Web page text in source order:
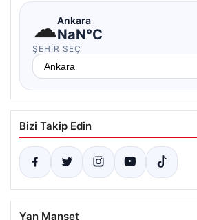
☁Ankara
NaN°C
ŞEHIR SEÇ
Bizi Takip Edin
Yan Manşet